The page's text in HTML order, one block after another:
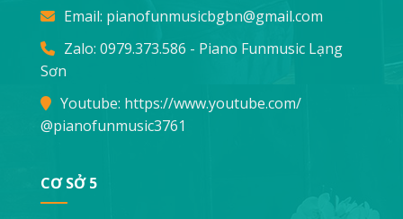
Email: pianofunmusicbgbn@gmail.com
Zalo: 0979.373.586 - Piano Funmusic Lạng
Sơn
Youtube: https://www.youtube.com/
@pianofunmusic3761
CƠ SỞ 5